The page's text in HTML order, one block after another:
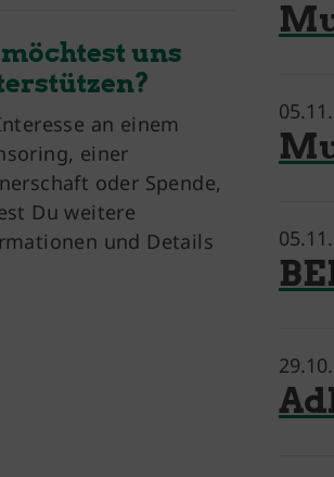
uns
an einem
einer
oder Spende,
Du weitere
und Details